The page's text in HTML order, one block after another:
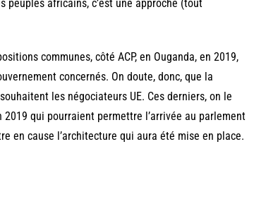
peuples africains, c’est une approche (tout
communes, côté ACP, en Ouganda, en 2019,
concernés. On doute, donc, que la
les négociateurs UE. Ces derniers, on le
qui pourraient permettre l’arrivée au parlement
en cause l’architecture qui aura été mise en place.